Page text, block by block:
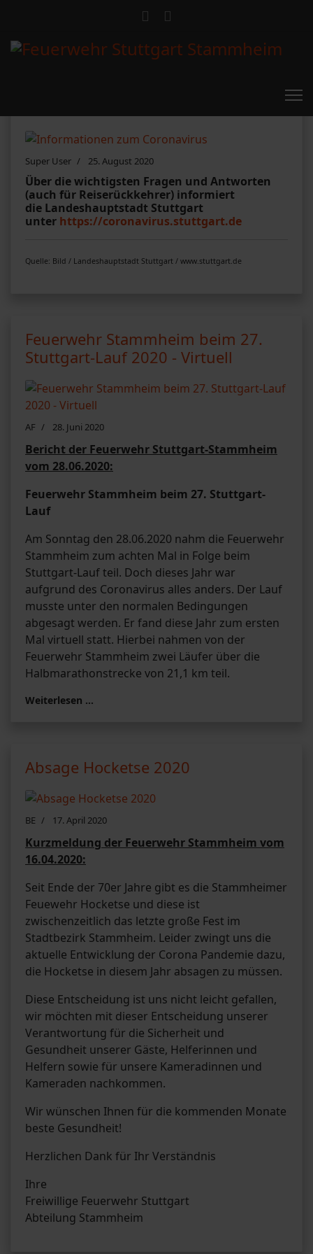
Super User 25. August 2020
Über die wichtigsten Fragen und Antworten
(auch für Reiserückkehrer) informiert
die Landeshauptstadt Stuttgart
unter https://coronavirus.stuttgart.de
Quelle: Bild / Landeshauptstadt Stuttgart / www.stuttgart.de
Feuerwehr Stammheim beim 27.
Stuttgart-Lauf 2020 - Virtuell
AF 28. Juni 2020
Bericht der Feuerwehr Stuttgart-Stammheim
vom 28.06.2020:
Feuerwehr Stammheim beim 27. Stuttgart-
Lauf
Am Sonntag den 28.06.2020 nahm die Feuerwehr
Stammheim zum achten Mal in Folge beim
Stuttgart-Lauf teil. Doch dieses Jahr war
aufgrund des Coronavirus alles anders. Der Lauf
musste unter den normalen Bedingungen
abgesagt werden. Er fand diese Jahr zum ersten
Mal virtuell statt. Hierbei nahmen von der
Feuerwehr Stammheim zwei Läufer über die
Halbmarathonstrecke von 21,1 km teil.
Weiterlesen …
Absage Hocketse 2020
BE 17. April 2020
Kurzmeldung der Feuerwehr Stammheim vom
16.04.2020:
Seit Ende der 70er Jahre gibt es die Stammheimer
Feuewehr Hocketse und diese ist
zwischenzeitlich das letzte große Fest im
Stadtbezirk Stammheim. Leider zwingt uns die
aktuelle Entwicklung der Corona Pandemie dazu,
die Hocketse in diesem Jahr absagen zu müssen.
Diese Entscheidung ist uns nicht leicht gefallen,
wir möchten mit dieser Entscheidung unserer
Verantwortung für die Sicherheit und
Gesundheit unserer Gäste, Helferinnen und
Helfern sowie für unsere Kameradinnen und
Kameraden nachkommen.
Wir wünschen Ihnen für die kommenden Monate
beste Gesundheit!
Herzlichen Dank für Ihr Verständnis
Ihre
Freiwillige Feuerwehr Stuttgart
Abteilung Stammheim